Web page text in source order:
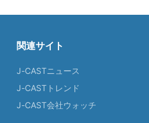
関連サイト
J-CASTニュース
J-CASTトレンド
J-CAST会社ウォッチ